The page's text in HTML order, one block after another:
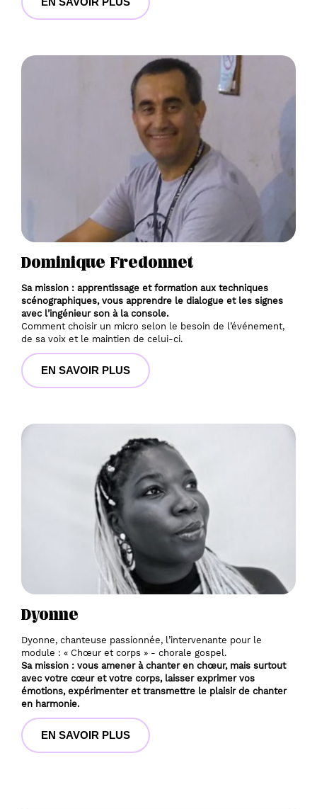
Dominique Fredonnet
Sa mission : apprentissage et formation aux techniques
scénographiques, vous apprendre le dialogue et les signes
avec l’ingénieur son à la console.
Comment choisir un micro selon le besoin de l’événement,
de sa voix et le maintien de celui-ci.
EN SAVOIR PLUS
Dyonne
Dyonne, chanteuse passionnée, l’intervenante pour le
module : « Chœur et corps » - chorale gospel.
Sa mission : vous amener à chanter en chœur, mais surtout
avec votre cœur et votre corps, laisser exprimer vos
émotions, expérimenter et transmettre le plaisir de chanter
en harmonie.
EN SAVOIR PLUS